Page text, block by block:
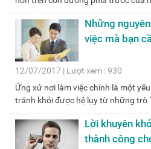
Những
việc mà bạn
12/07/2017 | Lượt xem : 930
Ứng xử nơi làm việc chính là một
tránh khỏi được hệ lụy từ những trò
Lời khuyên
thành công